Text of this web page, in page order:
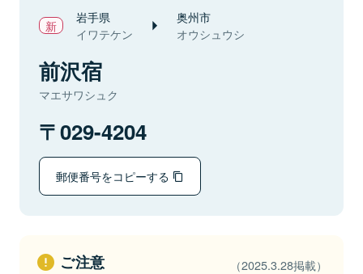
岩手県
イワテケン
奥州市
オウシュウシ
前沢宿
マエサワシュク
029-4204
郵便番号をコピーする
ご注意 （2025.3.28掲載）